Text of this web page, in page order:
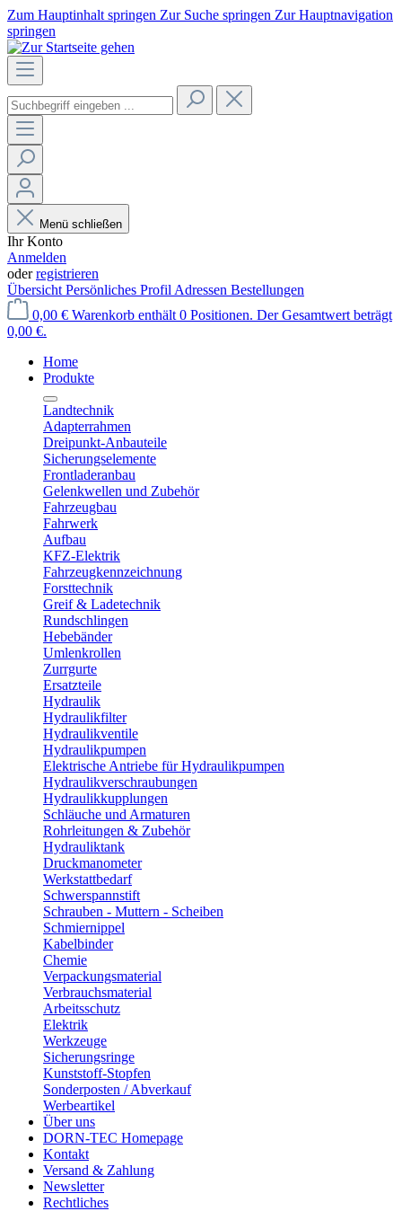
Zum Hauptinhalt springen Zur Suche springen Zur Hauptnavigation
springen
Menü schließen
Ihr Konto
Anmelden
oderregistrieren
Übersicht Persönliches Profil Adressen Bestellungen
0,00 € Warenkorb enthält 0 Positionen. Der Gesamtwert beträgt
0,00 €.
Home
Produkte
Landtechnik
Adapterrahmen
Dreipunkt-Anbauteile
Sicherungselemente
Frontladeranbau
Gelenkwellen und Zubehör
Fahrzeugbau
Fahrwerk
Aufbau
KFZ-Elektrik
Fahrzeugkennzeichnung
Forsttechnik
Greif & Ladetechnik
Rundschlingen
Hebebänder
Umlenkrollen
Zurrgurte
Ersatzteile
Hydraulik
Hydraulikfilter
Hydraulikventile
Hydraulikpumpen
Elektrische Antriebe für Hydraulikpumpen
Hydraulikverschraubungen
Hydraulikkupplungen
Schläuche und Armaturen
Rohrleitungen & Zubehör
Hydrauliktank
Druckmanometer
Werkstattbedarf
Schwerspannstift
Schrauben - Muttern - Scheiben
Schmiernippel
Kabelbinder
Chemie
Verpackungsmaterial
Verbrauchsmaterial
Arbeitsschutz
Elektrik
Werkzeuge
Sicherungsringe
Kunststoff-Stopfen
Sonderposten / Abverkauf
Werbeartikel
Über uns
DORN-TEC Homepage
Kontakt
Versand & Zahlung
Newsletter
Rechtliches